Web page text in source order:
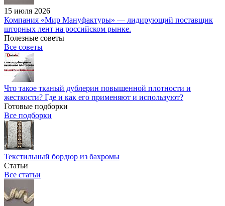
15 июля 2026
Компания «Мир Мануфактуры» — лидирующий поставщик
шторных лент на российском рынке.
Полезные советы
Все советы
Что такое тканый дублерин повышенной плотности и
жесткости? Где и как его применяют и используют?
Готовые подборки
Все подборки
Текстильный бордюр из бахромы
Статьи
Все статьи